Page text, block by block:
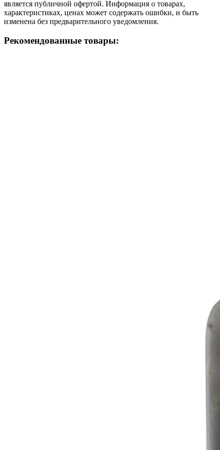
является публичной офертой. Информация о товарах,
характеристиках, ценах может содержать ошибки, и быть
изменена без предварительного уведомления.
Рекомендованные товары: